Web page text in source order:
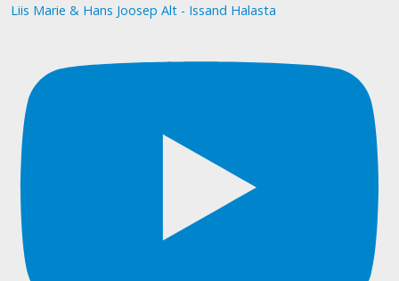
Liis Marie & Hans Joosep Alt - Issand Halasta